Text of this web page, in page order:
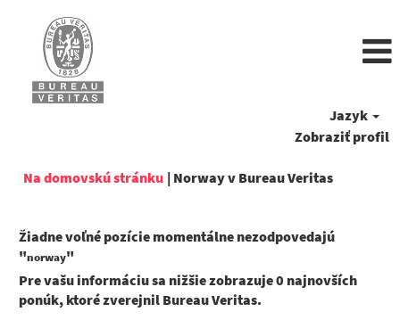
Jazyk
Zobraziť profil
Na domovskú stránku | Norway v Bureau Veritas(aktuálna
Žiadne voľné pozície momentálne nezodpovedajú
"norway"
Pre vašu informáciu sa nižšie zobrazuje 0 najnovších
ponúk, ktoré zverejnil Bureau Veritas.